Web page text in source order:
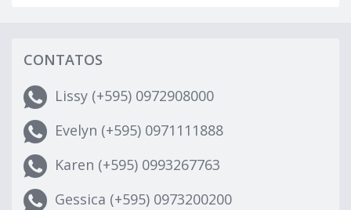
CONTATOS
Lissy (+595) 0972908000
Evelyn (+595) 0971111888
Karen (+595) 0993267763
Gessica (+595) 0973200200